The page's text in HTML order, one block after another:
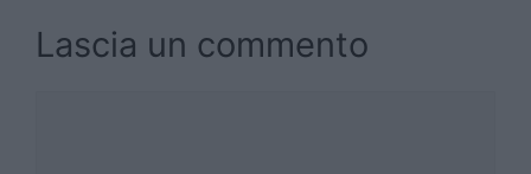
Lascia un commento